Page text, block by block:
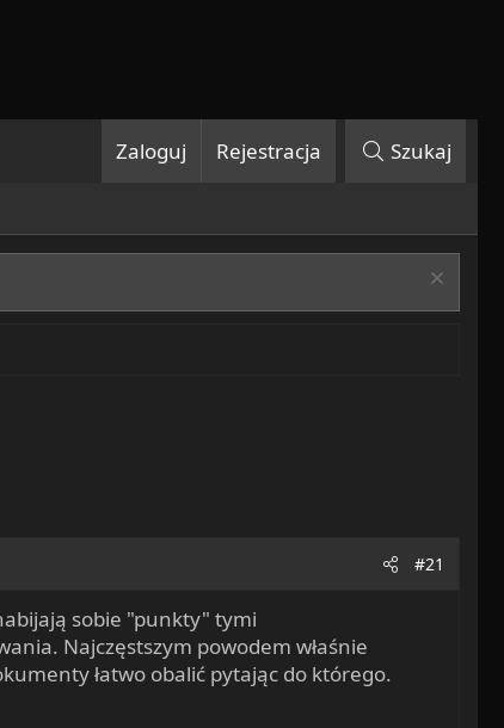
Zaloguj Rejestracja Szukaj
#21
sobie "punkty" tymi
Najczęstszym powodem właśnie
łatwo obalić pytając do którego.